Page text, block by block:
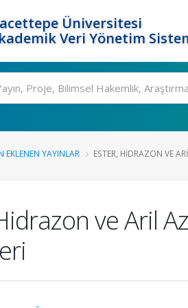
Üniversitesi
Veri Yönetim
EKLENEN YAYINLAR ESTER, HIDRAZON VE
ve Aril